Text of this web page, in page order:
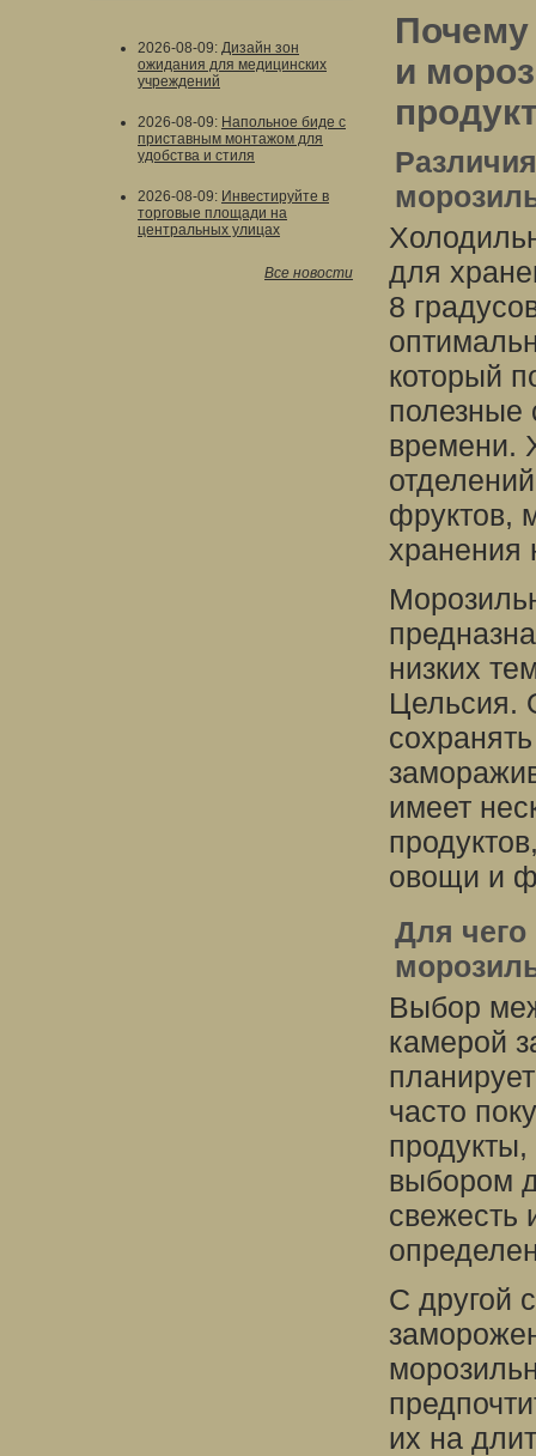
2026-08-09: Дизайн зон
ожидания для медицинских
учреждений
2026-08-09: Напольное биде с
приставным монтажом для
удобства и стиля
2026-08-09: Инвестируйте в
торговые площади на
центральных улицах
Все новости
и
для
8
который
полезные
времени.
фруктов,
хранения
низких
Цельсия.
имеет
овощи и
Для чего
Выбор
камерой
часто
выбором
свежесть
С другой
их на